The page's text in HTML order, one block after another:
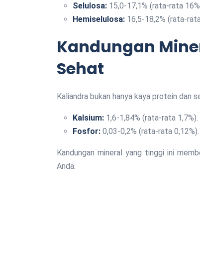
Selulosa: 15,0-17,1% (rata-rata
Hemiselulosa: 16,5-18,2% (rata-
Kandungan
Sehat
Kaliandra bukan hanya kaya protein dan
Kalsium: 1,6-1,84% (rata-rata
Fosfor: 0,03-0,2% (rata-rata
Kandungan mineral yang tinggi ini
Anda.